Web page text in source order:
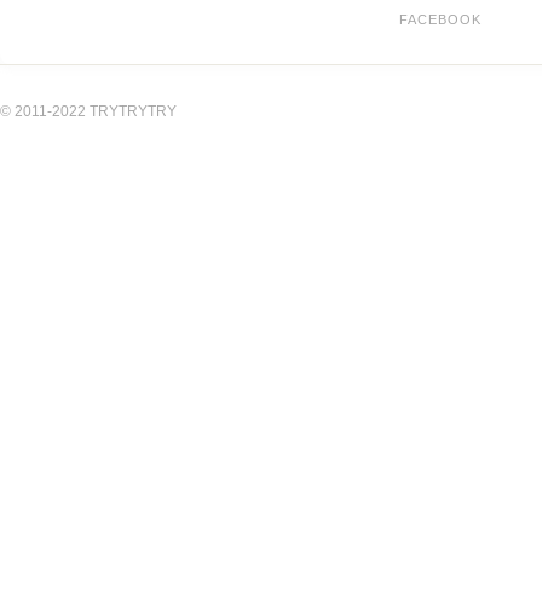
FACEBOOK
© 2011-2022 TRYTRYTRY